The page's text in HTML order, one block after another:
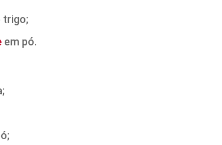
trigo;
em pó.